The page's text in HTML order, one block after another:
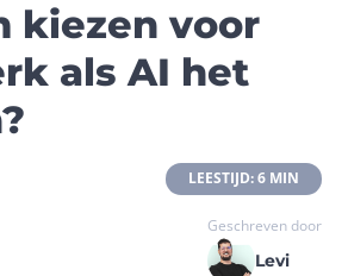
kiezen voor
als AI het
LEESTIJD: 6 MIN
Geschreven door
Levi